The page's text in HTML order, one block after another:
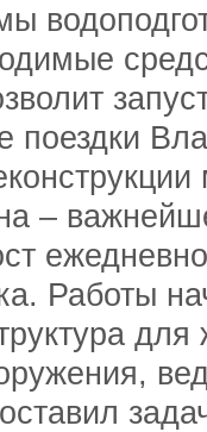
–
Работы
задачу